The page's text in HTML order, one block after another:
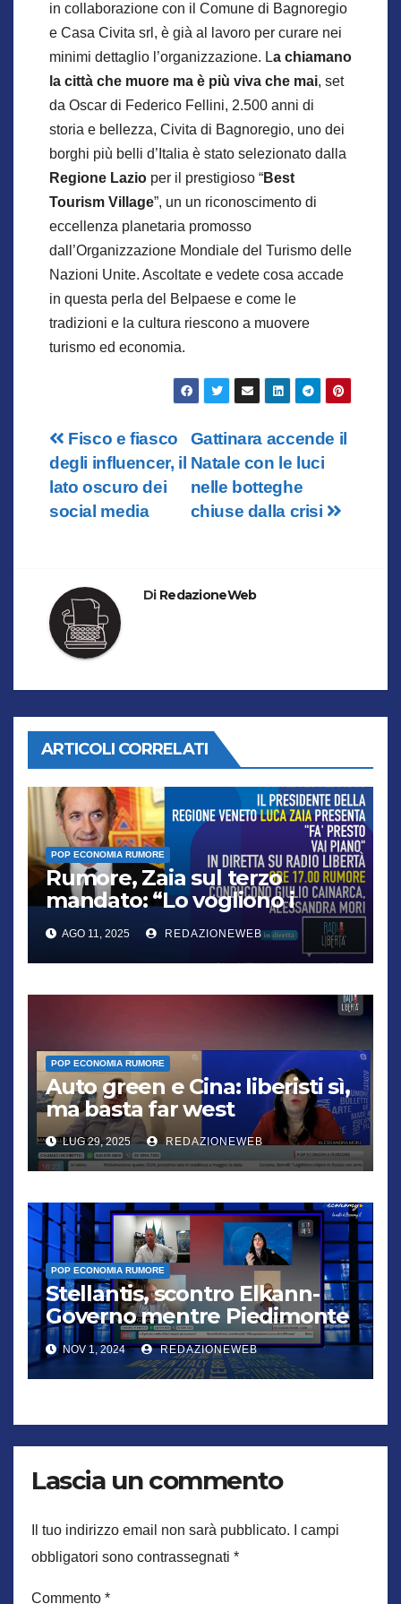
in collaborazione con il Comune di Bagnoregio
e Casa Civita srl, è già al lavoro per curare nei
minimi dettaglio l’organizzazione. La chiamano
la città che muore ma è più viva che mai, set
da Oscar di Federico Fellini, 2.500 anni di
storia e bellezza, Civita di Bagnoregio, uno dei
borghi più belli d’Italia è stato selezionato dalla
Regione Lazio per il prestigioso “Best
Tourism Village”, un un riconoscimento di
eccellenza planetaria promosso
dall’Organizzazione Mondiale del Turismo delle
Nazioni Unite. Ascoltate e vedete cosa accade
in questa perla del Belpaese e come le
tradizioni e la cultura riescono a muovere
turismo ed economia.
Navigazione
articoli
Gattinara accende il
Natale con le luci
nelle botteghe
chiuse dalla crisi
Fisco e fiasco
degli influencer, il
lato oscuro dei
social media
Di RedazioneWeb
ARTICOLI CORRELATI
POP ECONOMIA RUMORE
Rumore, Zaia sul terzo
mandato: “Lo vogliono i
cittadini, chi non lo capisce
verrà punito”
AGO 11, 2025 REDAZIONEWEB
POP ECONOMIA RUMORE
Auto green e Cina: liberisti sì,
ma basta far west
LUG 29, 2025 REDAZIONEWEB
POP ECONOMIA RUMORE
Stellantis, scontro Elkann-
Governo mentre Piedimonte
trema
NOV 1, 2024 REDAZIONEWEB
Lascia un commento
Il tuo indirizzo email non sarà pubblicato.
I campi
obbligatori sono contrassegnati *
Commento *